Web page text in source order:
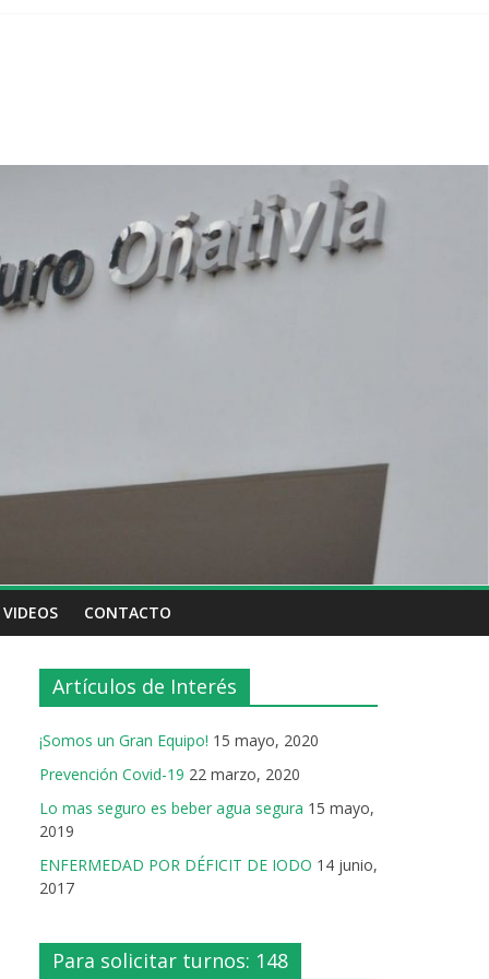
VIDEOS CONTACTO
Artículos de Interés
¡Somos un Gran Equipo! 15 mayo, 2020
Prevención Covid-19 22 marzo, 2020
Lo mas seguro es beber agua segura 15 mayo,
2019
ENFERMEDAD POR DÉFICIT DE IODO 14 junio,
2017
Para solicitar turnos: 148